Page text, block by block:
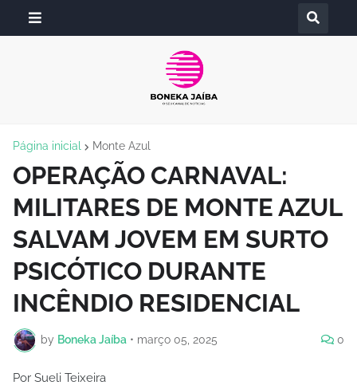
Página inicial Monte Azul
OPERAÇÃO CARNAVAL:
MILITARES DE MONTE AZUL
SALVAM JOVEM EM SURTO
PSICÓTICO DURANTE
INCÊNDIO RESIDENCIAL
by Boneka Jaíba • março 05, 2025 0
Por Sueli Teixeira